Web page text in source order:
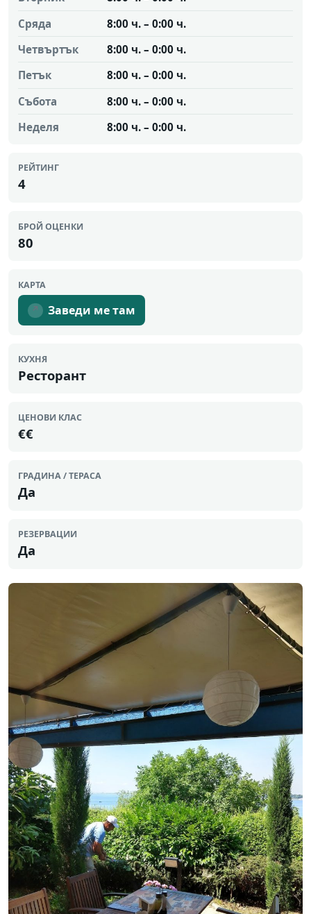
Сряда
8:00 ч. – 0:00 ч.
Четвъртък
8:00 ч. – 0:00 ч.
Петък
8:00 ч. – 0:00 ч.
Събота
8:00 ч. – 0:00 ч.
Неделя
8:00 ч. – 0:00 ч.
РЕЙТИНГ
4
БРОЙ ОЦЕНКИ
80
КАРТА
↗ Заведи ме там
КУХНЯ
Ресторант
ЦЕНОВИ КЛАС
€€
ГРАДИНА / ТЕРАСА
Да
РЕЗЕРВАЦИИ
Да